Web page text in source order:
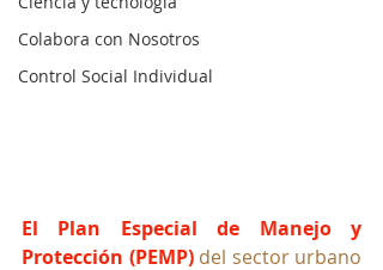
Colabora con Nosotros
Control Social Individual
El Plan Especial de Manejo y
Protección (PEMP) del sector urbano